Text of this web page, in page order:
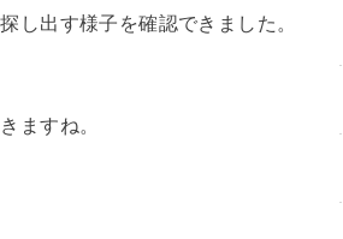
し出す様子を確認できました。
ますね。